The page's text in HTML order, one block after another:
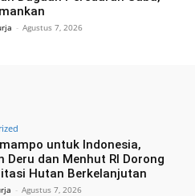
- Agustus 7, 2026
untuk Indonesia,
Deru dan Menhut RI Dorong
Hutan Berkelanjutan
- Agustus 7, 2026